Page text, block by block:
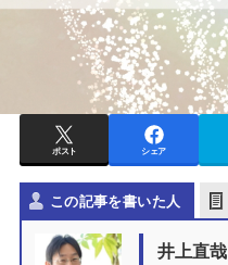
ポスト シェア
この記事を書いた人
井上直哉